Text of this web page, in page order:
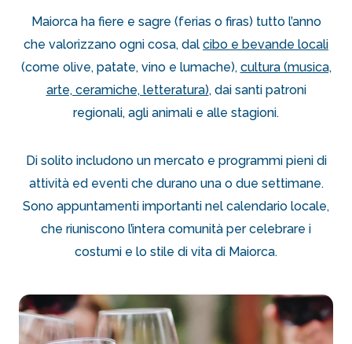
Maiorca ha fiere e sagre (ferias o firas) tutto l’anno
che valorizzano ogni cosa, dal cibo e bevande locali
(come olive, patate, vino e lumache), cultura (musica,
arte, ceramiche, letteratura), dai santi patroni
regionali, agli animali e alle stagioni.
Di solito includono un mercato e programmi pieni di
attività ed eventi che durano una o due settimane.
Sono appuntamenti importanti nel calendario locale,
che riuniscono l’intera comunità per celebrare i
costumi e lo stile di vita di Maiorca.